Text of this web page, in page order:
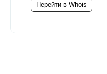
Перейти в Whois